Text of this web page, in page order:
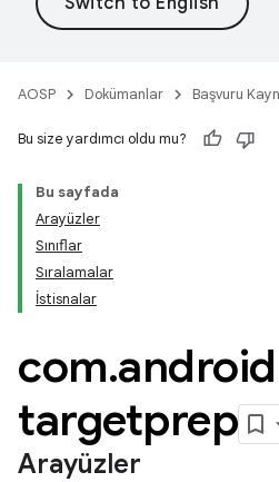
AOSP Dokümanlar Başvuru
Bu size yardımcı oldu mu?
Bu sayfada
Arayüzler
Sınıflar
Sıralamalar
İstisnalar
com.android
targetprep
Arayüzler